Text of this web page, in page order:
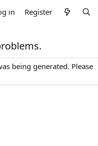
in Register
being generated. Please